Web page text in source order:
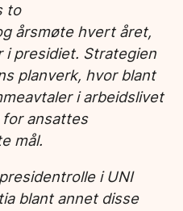
to
årsmøte hvert året,
presidiet. Strategien
planverk, hvor blant
i arbeidslivet
ansattes
mål.
i UNI
blant annet disse